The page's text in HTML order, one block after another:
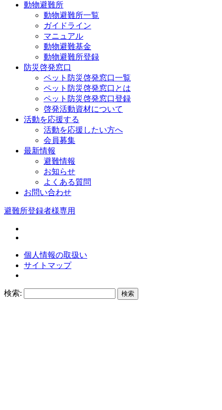
動物避難所
動物避難所一覧
ガイドライン
マニュアル
動物避難基金
動物避難所登録
防災啓発窓口
ペット防災啓発窓口一覧
ペット防災啓発窓口とは
ペット防災啓発窓口登録
啓発活動資材について
活動を応援する
活動を応援したい方へ
会員募集
最新情報
避難情報
お知らせ
よくある質問
お問い合わせ
避難所登録者様専用
個人情報の取扱い
サイトマップ
検索: